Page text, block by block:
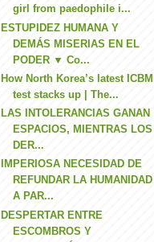
girl from paedophile i...
ESTUPIDEZ HUMANA Y
DEMÁS MISERIAS EN EL
PODER ▼ Co...
How North Korea’s latest ICBM
test stacks up | The...
LAS INTOLERANCIAS GANAN
ESPACIOS, MIENTRAS LOS
DER...
IMPERIOSA NECESIDAD DE
REFUNDAR LA HUMANIDAD
A PAR...
DESPERTAR ENTRE
ESCOMBROS Y